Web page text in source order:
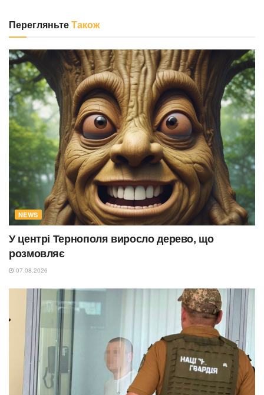
ПерегляньтеТакож
NEWS
У центрі Тернополя виросло дерево, що
розмовляє
07.08.2026